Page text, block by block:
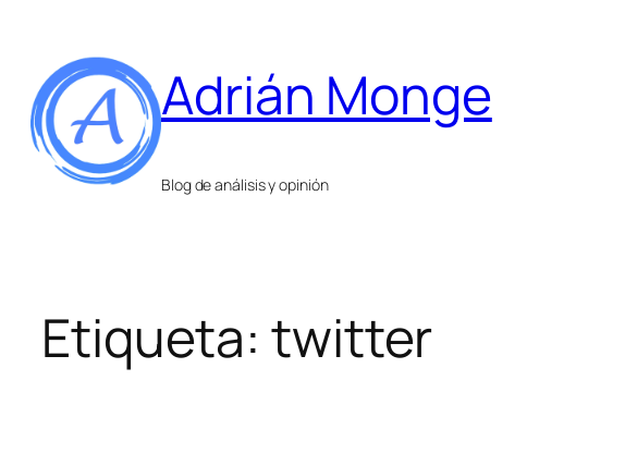
contenido
Adrián Monge
Blog de análisis y opinión
Etiqueta: twitter